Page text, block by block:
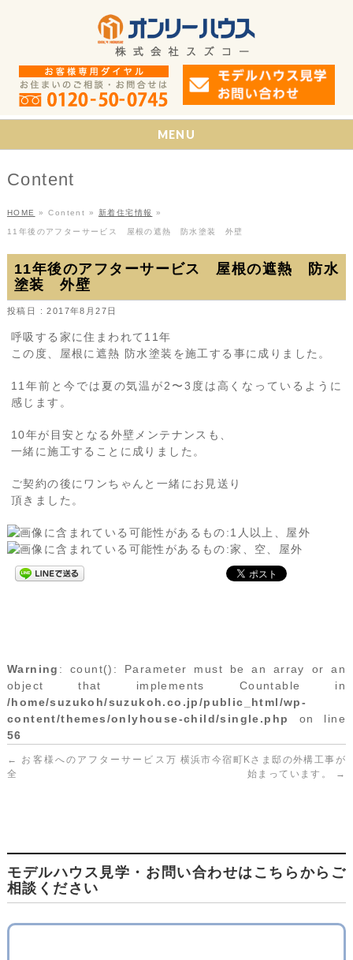
MENU
Content
HOME » Content » 新着住宅情報 »
11年後のアフターサービス 屋根の遮熱 防水塗装 外壁
11年後のアフターサービス 屋根の遮熱 防水
塗装 外壁
投稿日 : 2017年8月27日
呼吸する家に住まわれて11年
この度、屋根に遮熱 防水塗装を施工する事に成りました。
11年前と今では夏の気温が2〜3度は高くなっているように
感じます。
10年が目安となる外壁メンテナンスも、
一緒に施工することに成りました。
ご契約の後にワンちゃんと一緒にお見送り
頂きました。
Warning : count(): Parameter must be an array or an
object that implements Countable in
/home/suzukoh/suzukoh.co.jp/public_html/wp-
content/themes/onlyhouse-child/single.php
on line
56
←
お客様へのアフターサービス万
全
横浜市今宿町Kさま邸の外構工事が
始まっています。
→
モデルハウス見学・お問い合わせはこちらからご
相談ください